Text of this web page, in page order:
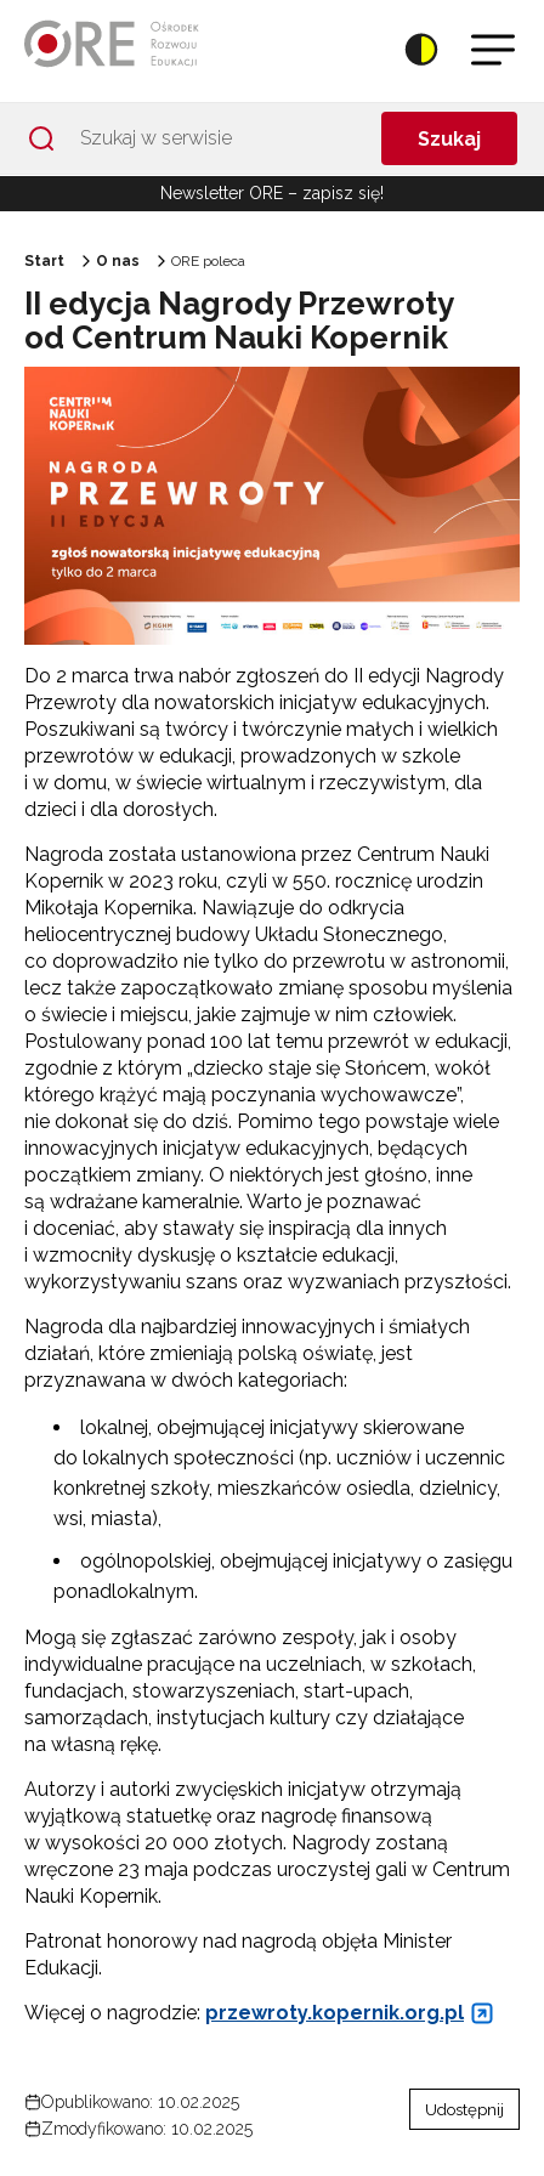
Szukaj
Newsletter ORE – zapisz się!
Start O nas ORE poleca
II edycja Nagrody Przewroty
od Centrum Nauki Kopernik
Do 2 marca trwa nabór zgłoszeń do II edycji Nagrody
Przewroty dla nowatorskich inicjatyw edukacyjnych.
Poszukiwani są twórcy i twórczynie małych i wielkich
przewrotów w edukacji, prowadzonych w szkole
i w domu, w świecie wirtualnym i rzeczywistym, dla
dzieci i dla dorosłych.
Nagroda została ustanowiona przez Centrum Nauki
Kopernik w 2023 roku, czyli w 550. rocznicę urodzin
Mikołaja Kopernika. Nawiązuje do odkrycia
heliocentrycznej budowy Układu Słonecznego,
co doprowadziło nie tylko do przewrotu w astronomii,
lecz także zapoczątkowało zmianę sposobu myślenia
o świecie i miejscu, jakie zajmuje w nim człowiek.
Postulowany ponad 100 lat temu przewrót w edukacji,
zgodnie z którym „dziecko staje się Słońcem, wokół
którego krążyć mają poczynania wychowawcze”,
nie dokonał się do dziś. Pomimo tego powstaje wiele
innowacyjnych inicjatyw edukacyjnych, będących
początkiem zmiany. O niektórych jest głośno, inne
są wdrażane kameralnie. Warto je poznawać
i doceniać, aby stawały się inspiracją dla innych
i wzmocniły dyskusję o kształcie edukacji,
wykorzystywaniu szans oraz wyzwaniach przyszłości.
Nagroda dla najbardziej innowacyjnych i śmiałych
działań, które zmieniają polską oświatę, jest
przyznawana w dwóch kategoriach:
lokalnej, obejmującej inicjatywy skierowane
do lokalnych społeczności (np. uczniów i uczennic
konkretnej szkoły, mieszkańców osiedla, dzielnicy,
wsi, miasta),
ogólnopolskiej, obejmującej inicjatywy o zasięgu
ponadlokalnym.
Mogą się zgłaszać zarówno zespoły, jak i osoby
indywidualne pracujące na uczelniach, w szkołach,
fundacjach, stowarzyszeniach, start-upach,
samorządach, instytucjach kultury czy działające
na własną rękę.
Autorzy i autorki zwycięskich inicjatyw otrzymają
wyjątkową statuetkę oraz nagrodę finansową
w wysokości 20 000 złotych. Nagrody zostaną
wręczone 23 maja podczas uroczystej gali w Centrum
Nauki Kopernik.
Patronat honorowy nad nagrodą objęła Minister
Edukacji.
Więcej o nagrodzie: przewroty.kopernik.org.pl
Opublikowano: 10.02.2025
Zmodyfikowano: 10.02.2025
Udostępnij